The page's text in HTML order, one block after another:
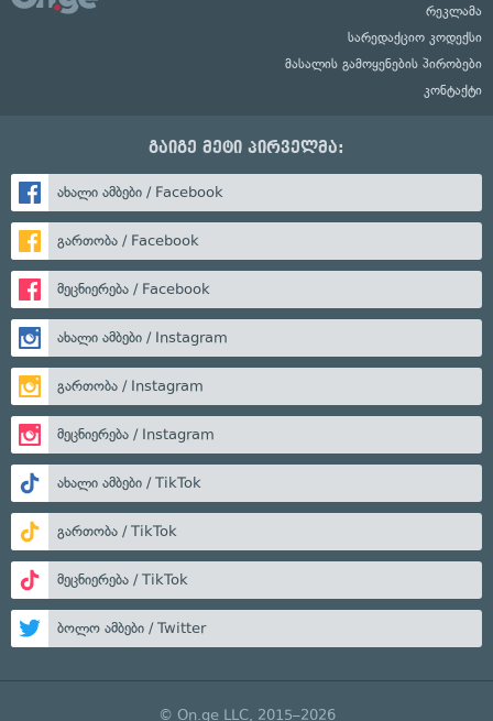
რეკლამა
სარედაქციო კოდექსი
მასალის გამოყენების პირობები
კონტაქტი
გაიგე მეტი პირველმა:
ახალი ამბები / Facebook
გართობა / Facebook
მეცნიერება / Facebook
ახალი ამბები / Instagram
გართობა / Instagram
მეცნიერება / Instagram
ახალი ამბები / TikTok
გართობა / TikTok
მეცნიერება / TikTok
ბოლო ამბები / Twitter
© On.ge LLC, 2015–2026